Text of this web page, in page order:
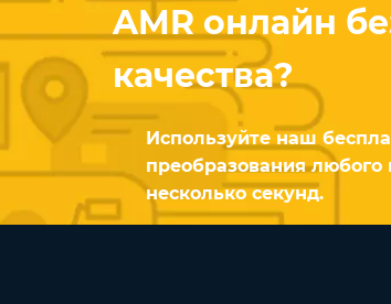
AMR онлайн
качества?
Используйте наш
преобразования любого
несколько секунд.